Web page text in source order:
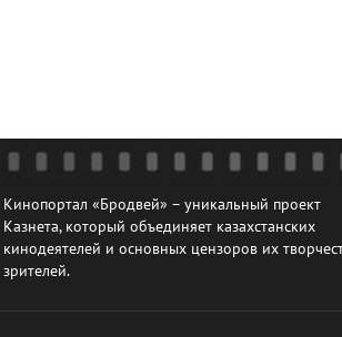
Кинопортал «Бродвей» – уникальный проект
Казнета, который объединяет казахстанских
кинодеятелей и основных цензоров их
зрителей.